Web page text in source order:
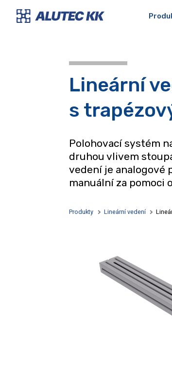
Lineární
s
Polohovací systém
druhou vlivem
vedení je analogové
manuální za pomoci
Produkty Lineární vedení